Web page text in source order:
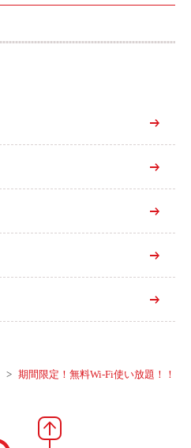
期間限定！無料Wi-Fi使い放題！！